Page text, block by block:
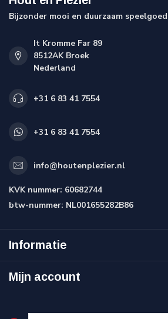
Bijzonder mooi en duurzaam speelgoed
It Kromme Far 89
8512AK Broek
Nederland
+31 6 83 41 7554
+31 6 83 41 7554
info@houtenplezier.nl
KVK nummer: 60682744
btw-nummer: NL001655282B86
Informatie
Mijn account